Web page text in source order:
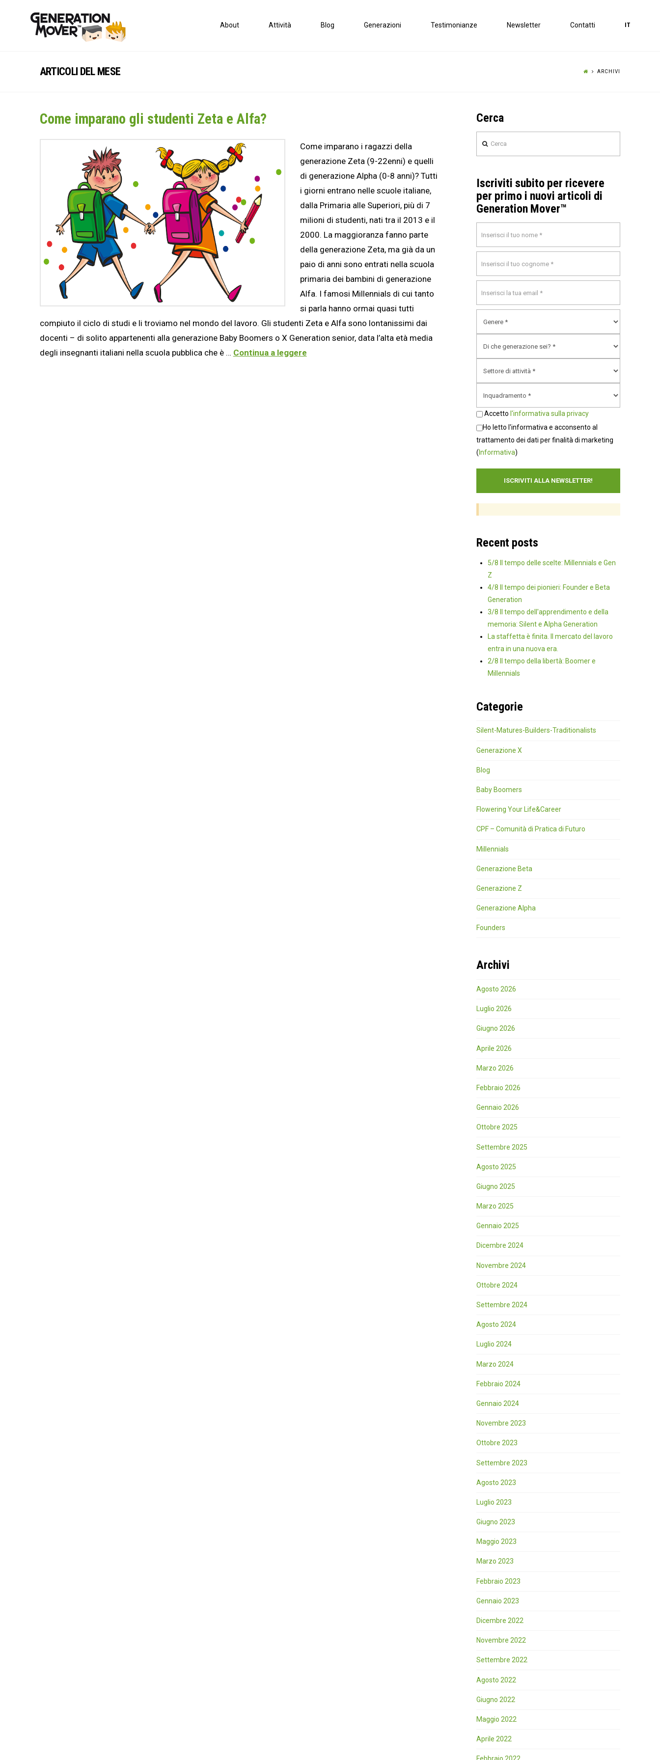
About Attività Blog Generazioni Testimonianze Newsletter Contatti IT
ARTICOLI DEL MESE ARCHIVI
Come imparano gli studenti Zeta e Alfa?
Come imparano i ragazzi della
generazione Zeta (9-22enni) e quelli
di generazione Alpha (0-8 anni)? Tutti
i giorni entrano nelle scuole italiane,
dalla Primaria alle Superiori, più di 7
milioni di studenti, nati tra il 2013 e il
2000. La maggioranza fanno parte
della generazione Zeta, ma già da un
paio di anni sono entrati nella scuola
primaria dei bambini di generazione
Alfa. I famosi Millennials di cui tanto
si parla hanno ormai quasi tutti
compiuto il ciclo di studi e li troviamo nel mondo del lavoro. Gli studenti Zeta e Alfa sono lontanissimi dai
docenti – di solito appartenenti alla generazione Baby Boomers o X Generation senior, data l’alta età media
degli insegnanti italiani nella scuola pubblica che è … Continua a leggere
Cerca
Iscriviti subito per ricevere
per primo i nuovi articoli di
Generation Mover™
Accetto l'informativa sulla privacy
Ho letto l'informativa e acconsento al
trattamento dei dati per finalità di marketing
( Informativa)
Recent posts
5/8 Il tempo delle scelte: Millennials e Gen
Z
4/8 Il tempo dei pionieri: Founder e Beta
Generation
3/8 Il tempo dell'apprendimento e della
memoria: Silent e Alpha Generation
La staffetta è finita. Il mercato del lavoro
entra in una nuova era.
2/8 Il tempo della libertà: Boomer e
Millennials
Categorie
Silent-Matures-Builders-Traditionalists
Generazione X
Blog
Baby Boomers
Flowering Your Life&Career
CPF – Comunità di Pratica di Futuro
Millennials
Generazione Beta
Generazione Z
Generazione Alpha
Founders
Archivi
Agosto 2026
Luglio 2026
Giugno 2026
Aprile 2026
Marzo 2026
Febbraio 2026
Gennaio 2026
Ottobre 2025
Settembre 2025
Agosto 2025
Giugno 2025
Marzo 2025
Gennaio 2025
Dicembre 2024
Novembre 2024
Ottobre 2024
Settembre 2024
Agosto 2024
Luglio 2024
Marzo 2024
Febbraio 2024
Gennaio 2024
Novembre 2023
Ottobre 2023
Settembre 2023
Agosto 2023
Luglio 2023
Giugno 2023
Maggio 2023
Marzo 2023
Febbraio 2023
Gennaio 2023
Dicembre 2022
Novembre 2022
Settembre 2022
Agosto 2022
Giugno 2022
Maggio 2022
Aprile 2022